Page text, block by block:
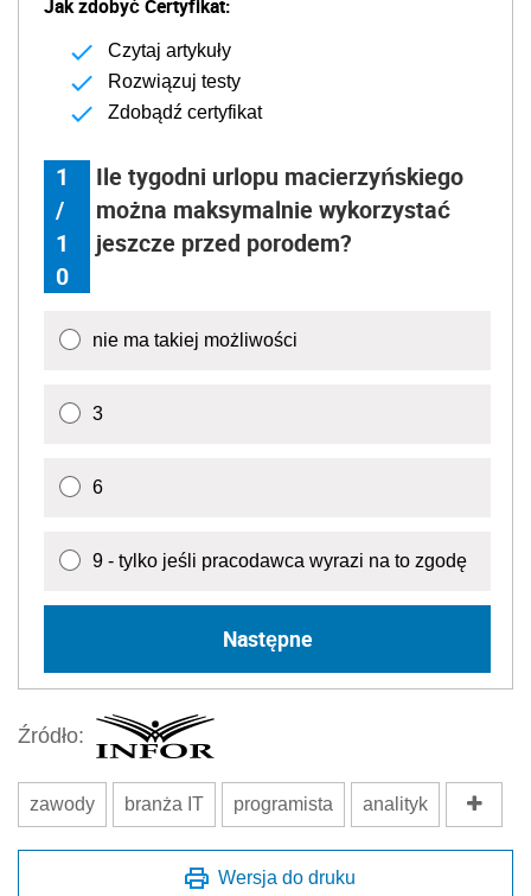
Jak zdobyć Certyfikat:
Czytaj artykuły
Rozwiązuj testy
Zdobądź certyfikat
1
/
1
0
Ile tygodni urlopu macierzyńskiego
można maksymalnie wykorzystać
jeszcze przed porodem?
nie ma takiej możliwości
3
6
9 - tylko jeśli pracodawca wyrazi na to zgodę
Następne
Źródło:
zawody branża IT programista analityk
Wersja do druku